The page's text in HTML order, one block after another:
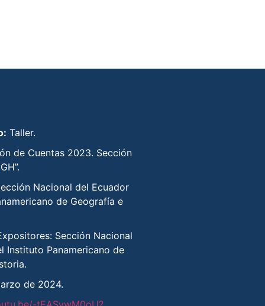
Taller.
de Cuentas 2023. Sección
Nacional del Ecuador
de Geografía e
Sección Nacional
Instituto Panamericano de
de 2024.